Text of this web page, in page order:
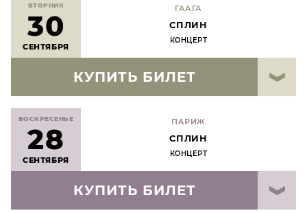
ВТОРНИК
30
СЕНТЯБРЯ
ГААГА
СПЛИН
КОНЦЕРТ
КУПИТЬ БИЛЕТ
ВОСКРЕСЕНЬЕ
28
СЕНТЯБРЯ
ПАРИЖ
СПЛИН
КОНЦЕРТ
КУПИТЬ БИЛЕТ